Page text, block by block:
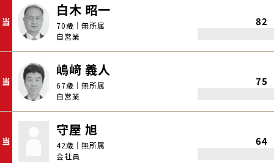
当
白木 昭一
70歳｜無所属
自営業
82
当
嶋﨑 義人
67歳｜無所属
自営業
75
当
守屋 旭
42歳｜無所属
会社員
64